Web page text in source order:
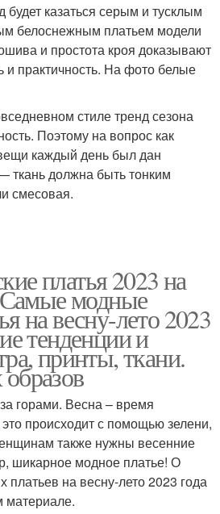
казаться серым и тусклым
белоснежным платьем модели
и простота кроя доказывают
и практичность. На фото белые
стиле тренд сезона
Поэтому на вопрос как
каждый день был дан
ткань должна быть тонким
смесовая.
платья 2023 на
Самые модные
на весну-лето 2023
тенденции и
принты, ткани.
горами. Весна – время
происходит с помощью зелени,
также нужны весенние
шикарное модное платье! О
на весну-лето 2023 года
материале.